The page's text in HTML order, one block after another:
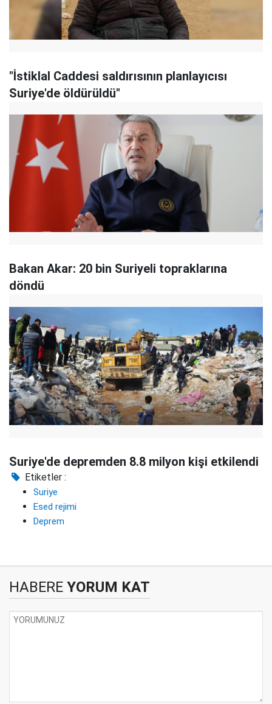
"İstiklal Caddesi saldırısının planlayıcısı
Suriye'de öldürüldü"
Bakan Akar: 20 bin Suriyeli topraklarına
döndü
Suriye'de depremden 8.8 milyon kişi etkilendi
Etiketler :
Suriye
Esed rejimi
Deprem
HABERE YORUM KAT